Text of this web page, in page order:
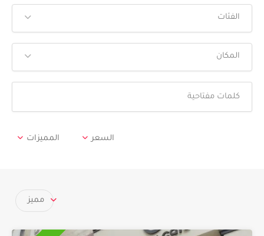
الفئات
المكان
المميزات السعر
مميز